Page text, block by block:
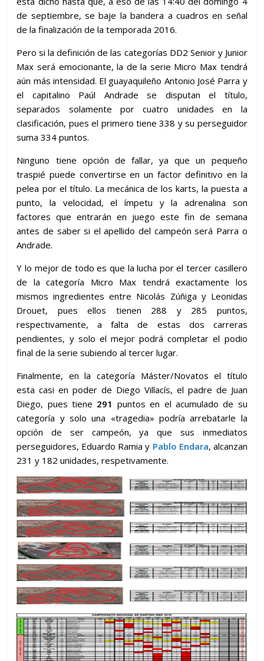
de septiembre, se baje la bandera a cuadros en señal
de la finalización de la temporada 2016.
Pero si la definición de las categorías DD2 Senior y Junior
Max será emocionante, la de la serie Micro Max tendrá
aún más intensidad. El guayaquileño Antonio José Parra y
el capitalino Paúl Andrade se disputan el título,
separados solamente por cuatro unidades en la
clasificación, pues el primero tiene 338 y su perseguidor
suma 334 puntos.
Ninguno tiene opción de fallar, ya que un pequeño
traspié puede convertirse en un factor definitivo en la
pelea por el título. La mecánica de los karts, la puesta a
punto, la velocidad, el ímpetu y la adrenalina son
factores que entrarán en juego este fin de semana
antes de saber si el apellido del campeón será Parra o
Andrade.
Y lo mejor de todo es que la lucha por el tercer casillero
de la categoría Micro Max tendrá exactamente los
mismos ingredientes entre Nicolás Zúñiga y Leonidas
Drouet, pues ellos tienen 288 y 285 puntos,
respectivamente, a falta de estas dos carreras
pendientes, y solo el mejor podrá completar el podio
final de la serie subiendo al tercer lugar.
Finalmente, en la categoría Máster/Novatos el título
esta casi en poder de Diego Villacís, el padre de Juan
Diego, pues tiene 291 puntos en el acumulado de su
categoría y solo una «tragedia» podría arrebatarle la
opción de ser campeón, ya que sus inmediatos
perseguidores, Eduardo Ramia y Pablo Endara, alcanzan
231 y 182 unidades, respetivamente.